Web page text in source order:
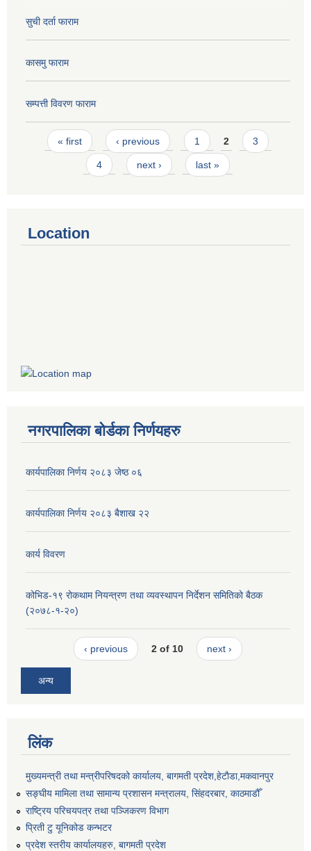
सुची दर्ता फाराम
कासमु फाराम
सम्पत्ती विवरण फाराम
Pages
« first ‹ previous 1 2 3
4 next › last »
Location
नगरपालिका बोर्डका निर्णयहरु
कार्यपालिका निर्णय २०८३ जेष्ठ ०६
कार्यपालिका निर्णय २०८३ बैशाख २२
कार्य विवरण
कोभिड-१९ रोकथाम नियन्त्रण तथा व्यवस्थापन निर्देशन समितिको बैठक
(२०७८-१-२०)
‹ previous 2 of 10 next ›
अन्य
लिंक
मुख्यमन्त्री तथा मन्त्रीपरिषदको कार्यालय, बागमती प्रदेश,हेटाैडा,मकवानपुर
सङ्‍घीय मामिला तथा सामान्य प्रशासन मन्त्रालय, सिंहदरबार, काठमाडौँ
राष्ट्रिय परिचयपत्र तथा पञ्जिकरण विभाग
प्रिती टु यूनिकोड कन्भटर
प्रदेश स्तरीय कार्यालयहरु, बागमती प्रदेश